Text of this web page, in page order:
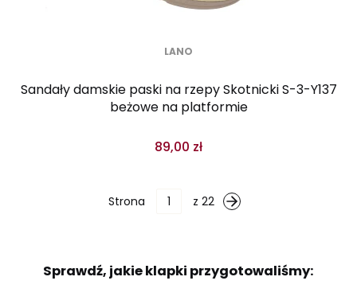
LANO
Sandały damskie paski na rzepy Skotnicki S-3-Y137
beżowe na platformie
89,00 zł
Strona z 22
Sprawdź, jakie klapki przygotowaliśmy: